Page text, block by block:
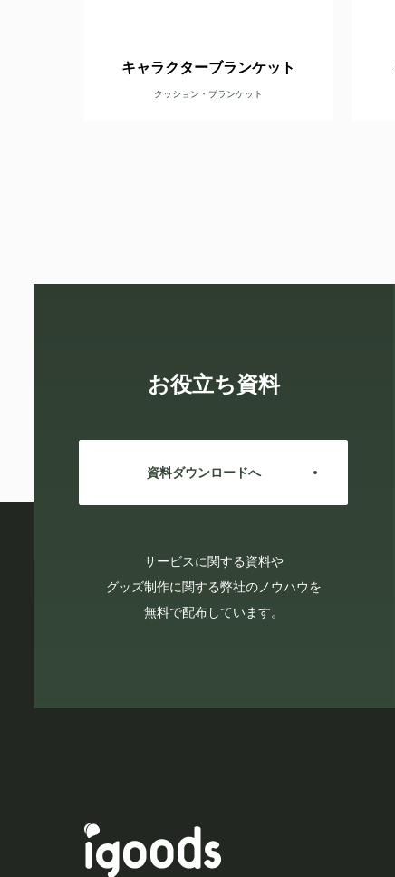
キャラクターブランケット
クッション・ブランケット
お役立ち資料
資料ダウンロードへ
サービスに関する資料や
グッズ制作に関する弊社のノウハウを
無料で配布しています。